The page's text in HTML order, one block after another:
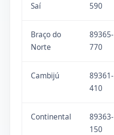
Saí
590
Braço do
Norte
89365-
770
Cambijú
89361-
410
Continental
89363-
150